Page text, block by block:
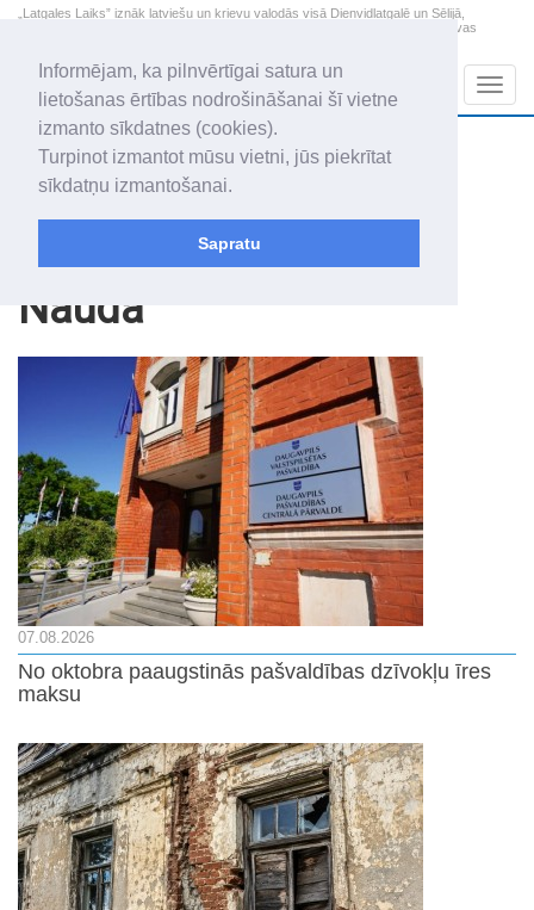
Informējam, ka pilnvērtīgai satura un
lietošanas ērtības nodrošināšanai šī vietne
izmanto sīkdatnes (cookies).
Turpinot izmantot mūsu vietni, jūs piekrītat
sīkdatņu izmantošanai.
Sapratu
„Latgales Laiks” iznāk latviešu un krievu valodās visā Dienvidlatgalē un Sēlijā,
„Latgales Laiks” latviešu valodā aptver Daugavpils valstspilsētu, Augšdaugavas
2026. gada 8. augusts
Sestdiena
Mudīte, Vladislava, Vladislavs
+18.3
Nauda
07.08.2026
No oktobra paaugstinās pašvaldības dzīvokļu īres
maksu